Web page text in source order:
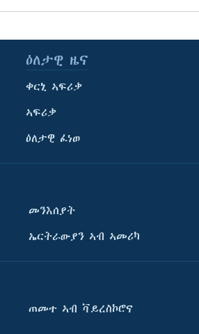
ዕለታዊ ዜና
ቀርኒ ኣፍሪቃ
ኣፍሪቃ
ዕለታዊ ፈነወ
መንእሰያት
ኤርትራውያን ኣብ ኣመሪካ
ጠመተ ኣብ ቫይረስኮሮና